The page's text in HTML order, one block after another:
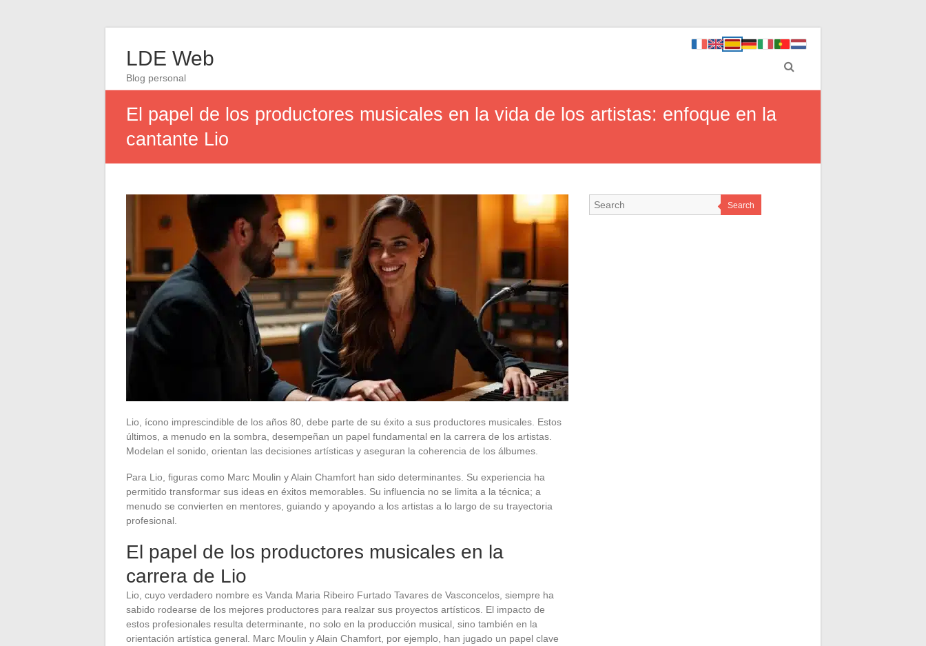
LDE Web
Blog personal
El papel de los productores musicales en la vida de los artistas: enfoque en la
cantante Lio
Lio, ícono imprescindible de los años 80, debe parte de su éxito a sus productores musicales. Estos
últimos, a menudo en la sombra, desempeñan un papel fundamental en la carrera de los artistas.
Modelan el sonido, orientan las decisiones artísticas y aseguran la coherencia de los álbumes.
Para Lio, figuras como Marc Moulin y Alain Chamfort han sido determinantes. Su experiencia ha
permitido transformar sus ideas en éxitos memorables. Su influencia no se limita a la técnica; a
menudo se convierten en mentores, guiando y apoyando a los artistas a lo largo de su trayectoria
profesional.
El papel de los productores musicales en la
carrera de Lio
Lio, cuyo verdadero nombre es Vanda Maria Ribeiro Furtado Tavares de Vasconcelos, siempre ha
sabido rodearse de los mejores productores para realzar sus proyectos artísticos. El impacto de
estos profesionales resulta determinante, no solo en la producción musical, sino también en la
orientación artística general. Marc Moulin y Alain Chamfort, por ejemplo, han jugado un papel clave
Search